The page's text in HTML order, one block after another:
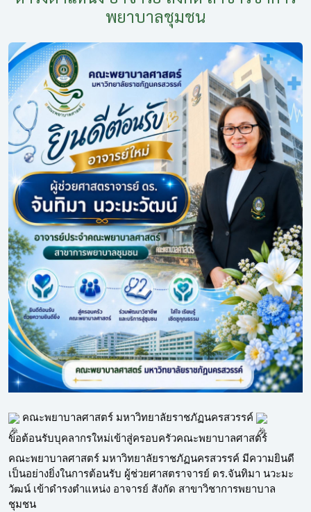
พยาบาลชุมชน
คณะพยาบาลศาสตร์ มหาวิทยาลัยราชภัฏนครสวรรค์
ขอต้อนรับบุคลากรใหม่เข้าสู่ครอบครัวคณะพยาบาลศาสตร์
คณะพยาบาลศาสตร์ มหาวิทยาลัยราชภัฏนครสวรรค์ มีความยินดี
เป็นอย่างยิ่งในการต้อนรับ ผู้ช่วยศาสตราจารย์ ดร.จันทิมา นวะมะ
วัฒน์ เข้าดำรงตำแหน่ง อาจารย์ สังกัด สาขาวิชาการพยาบาล
ชุมชน